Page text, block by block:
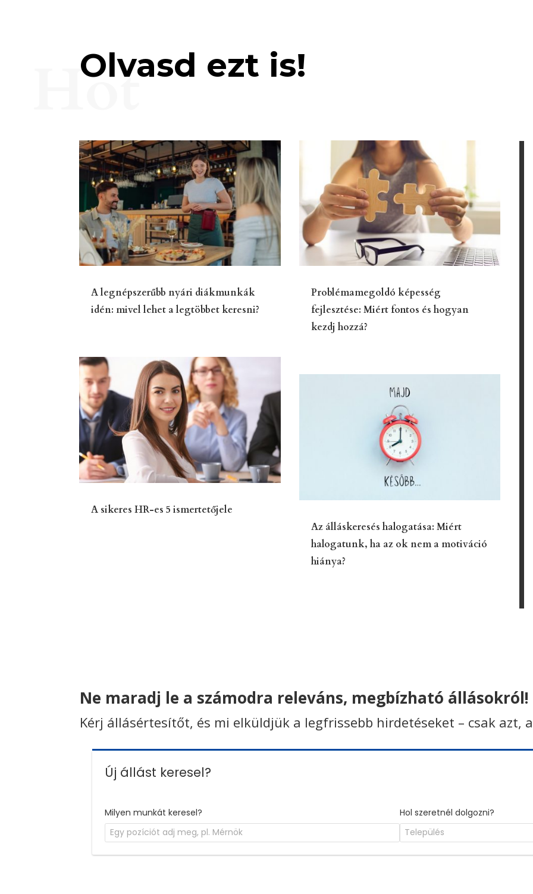
Olvasd ezt is!
Hot
A legnépszerűbb nyári diákmunkák
idén: mivel lehet a legtöbbet keresni?
A sikeres HR-es 5 ismertetőjele
Problémamegoldó képesség
fejlesztése: Miért fontos és hogyan
kezdj hozzá?
Az álláskeresés halogatása: Miért
halogatunk, ha az ok nem a motiváció
hiánya?
Ne maradj le a számodra releváns, megbízható állásokról!
Kérj állásértesítőt, és mi elküldjük a legfrissebb hirdetéseket – csak azt,